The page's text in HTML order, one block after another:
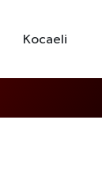
Kocaeli